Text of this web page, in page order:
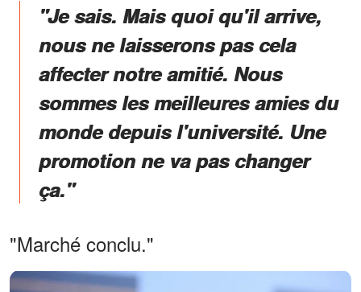
"Je sais. Mais quoi qu'il arrive,
nous ne laisserons pas cela
affecter notre amitié. Nous
sommes les meilleures amies du
monde depuis l'université. Une
promotion ne va pas changer
ça."
"Marché conclu."